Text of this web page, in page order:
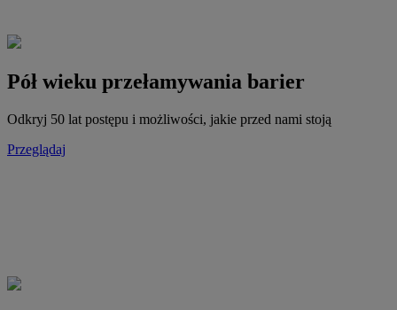
Pół wieku przełamywania barier
Odkryj 50 lat postępu i możliwości, jakie przed nami stoją
Przeglądaj